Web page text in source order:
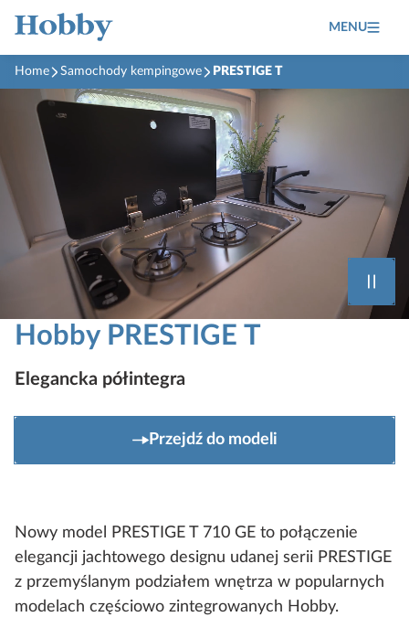
MENU
Home Samochody kempingowe PRESTIGE T
Hobby PRESTIGE T
Elegancka półintegra
Przejdź do modeli
Nowy model PRESTIGE T 710 GE to połączenie
elegancji jachtowego designu udanej serii PRESTIGE
z przemyślanym podziałem wnętrza w popularnych
modelach częściowo zintegrowanych Hobby.